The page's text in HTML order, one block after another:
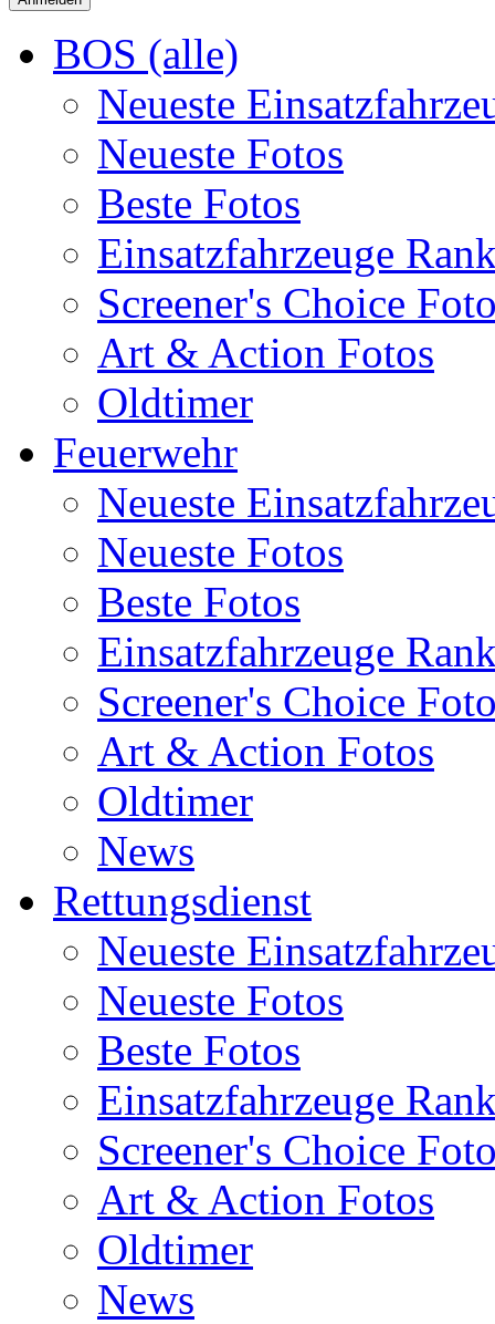
BOS (alle)
Neueste
Neueste Fotos
Beste Fotos
Einsatzfahrzeuge
Screener's Choice
Art & Action Fotos
Oldtimer
Feuerwehr
Neueste
Neueste Fotos
Beste Fotos
Einsatzfahrzeuge
Screener's Choice
Art & Action Fotos
Oldtimer
News
Rettungsdienst
Neueste
Neueste Fotos
Beste Fotos
Einsatzfahrzeuge
Screener's Choice
Art & Action Fotos
Oldtimer
News